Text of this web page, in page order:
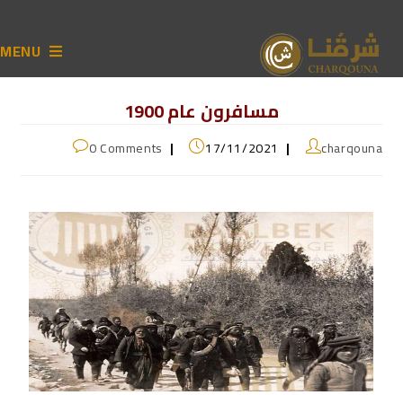
MENU
مسافرون عام 1900
charqouna
17/11/2021
0 Comments